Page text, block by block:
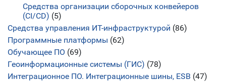
Средства организации сборочных конвейеров
(CI/CD) (5)
Средства управления ИТ-инфраструктурой (86)
Программные платформы (62)
Обучающее ПО (69)
Геоинформационные системы (ГИС) (78)
Интеграционное ПО. Интеграционные шины, ESB (47)